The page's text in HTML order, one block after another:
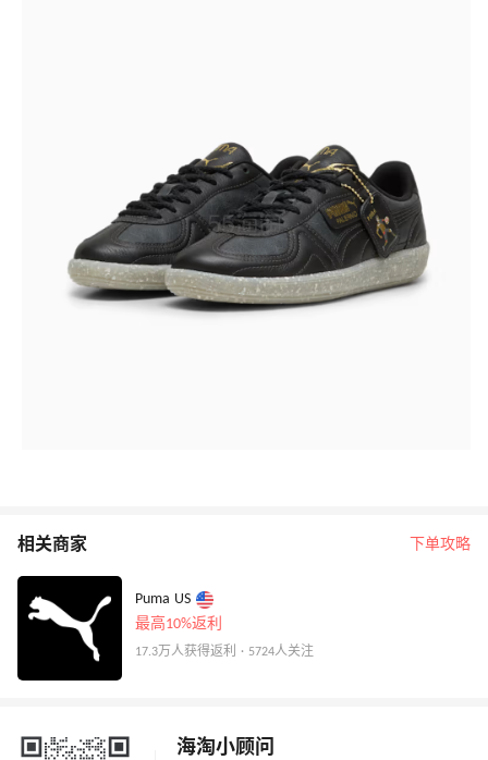
相关商家 下单攻略
Puma US
最高10%返利
17.3万人获得返利 · 5724人关注
海淘小顾问